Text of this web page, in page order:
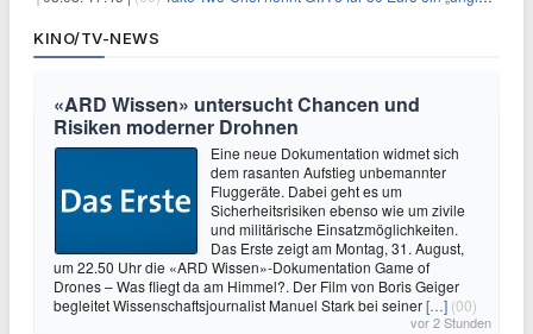
KINO/TV-NEWS
«ARD Wissen» untersucht Chancen und
Risiken moderner Drohnen
Eine neue Dokumentation widmet sich
dem rasanten Aufstieg unbemannter
Fluggeräte. Dabei geht es um
Sicherheitsrisiken ebenso wie um zivile
und militärische Einsatzmöglichkeiten.
Das Erste zeigt am Montag, 31. August,
um 22.50 Uhr die «ARD Wissen»-Dokumentation Game of
Drones – Was fliegt da am Himmel?. Der Film von Boris Geiger
begleitet Wissenschaftsjournalist Manuel Stark bei seiner[…] (00)
vor 2 Stunden